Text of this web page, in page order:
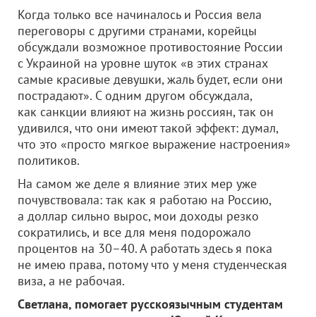
Когда только все начиналось и Россия вела
переговоры с другими странами, корейцы
обсуждали возможное противостояние России
с Украиной на уровне шуток «в этих странах
самые красивые девушки, жаль будет, если они
пострадают». С одним другом обсуждала,
как санкции влияют на жизнь россиян, так он
удивился, что они имеют такой эффект: думал,
что это «просто мягкое выражение настроения»
политиков.
На самом же деле я влияние этих мер уже
почувствовала: так как я работаю на Россию,
а доллар сильно вырос, мои доходы резко
сократились, и все для меня подорожало
процентов на 30–40. А работать здесь я пока
не имею права, потому что у меня студенческая
виза, а не рабочая.
Светлана, помогает русскоязычным студентам